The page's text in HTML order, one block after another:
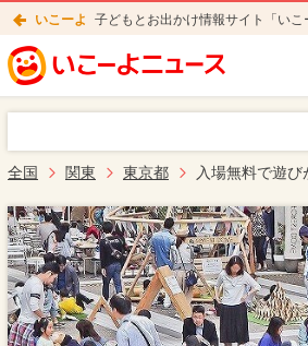
いこーよ 子どもとお出かけ情報サイト「い
全国 関東 東京都 入場無料で遊